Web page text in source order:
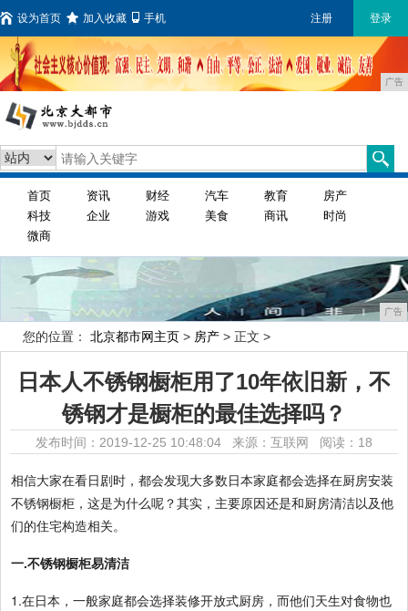
设为首页 加入收藏 手机 注册 登录
广告
首页 资讯 财经 汽车 教育
房产
科技
企业 游戏 美食 商讯
时尚
微商
广告
您的位置： 北京都市网主页 > 房产 > 正文 >
日本人不锈钢橱柜用了10年依旧新，不
锈钢才是橱柜的最佳选择吗？
发布时间：2019-12-25 10:48:04 来源：互联网 阅读：18
相信大家在看日剧时，都会发现大多数日本家庭都会选择在厨房安装
不锈钢橱柜，这是为什么呢？其实，主要原因还是和厨房清洁以及他
们的住宅构造相关。
一.不锈钢橱柜易清洁
1.在日本，一般家庭都会选择装修开放式厨房，而他们天生对食物也